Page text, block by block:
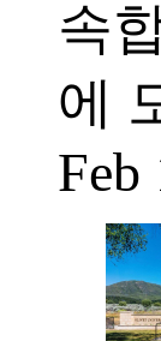
속
에
Feb